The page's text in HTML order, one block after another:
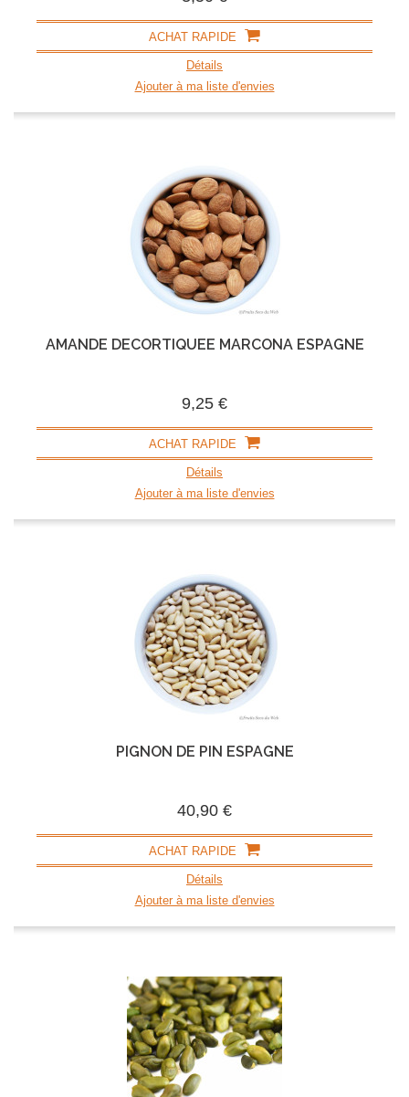
ACHAT RAPIDE
Détails
Ajouter à ma liste d'envies
AMANDE DÉCORTIQUÉE MARCONA ESPAGNE
9,25 €
ACHAT RAPIDE
Détails
Ajouter à ma liste d'envies
PIGNON DE PIN ESPAGNE
40,90 €
ACHAT RAPIDE
Détails
Ajouter à ma liste d'envies